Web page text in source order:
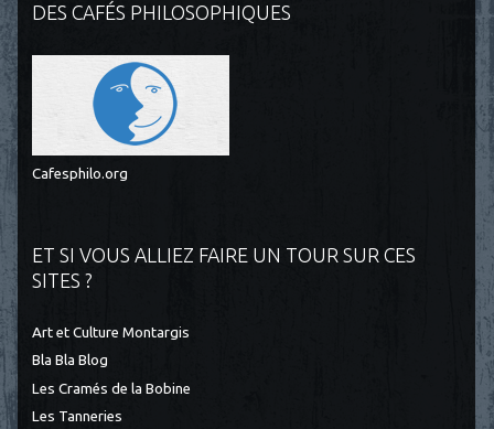
DES CAFÉS PHILOSOPHIQUES
Cafesphilo.org
ET SI VOUS ALLIEZ FAIRE UN TOUR SUR CES
SITES ?
Art et Culture Montargis
Bla Bla Blog
Les Cramés de la Bobine
Les Tanneries